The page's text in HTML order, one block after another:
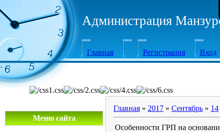
Администрация
Главная Регистрация
Вход
·
Меню сайта
Главная » 2017 » Сентябрь » 14
Особенности ГРП на